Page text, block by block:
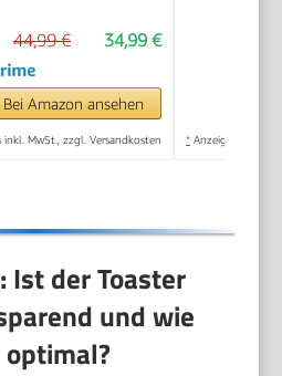
für 2
34,99 €
44,99 €
Bei Amazon ansehen
inkl. MwSt., zzgl. Versandkosten * Anzeige
der Toaster
und wie